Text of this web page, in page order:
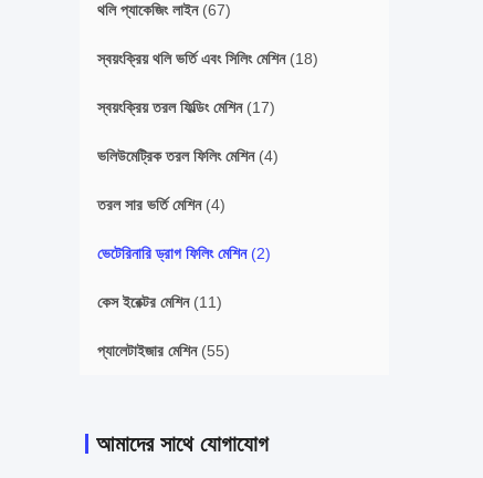
থলি প্যাকেজিং লাইন(67)
স্বয়ংক্রিয় থলি ভর্তি এবং সিলিং মেশিন(18)
স্বয়ংক্রিয় তরল ফিল্ডিং মেশিন(17)
ভলিউমেট্রিক তরল ফিলিং মেশিন(4)
তরল সার ভর্তি মেশিন(4)
ভেটেরিনারি ড্রাগ ফিলিং মেশিন(2)
কেস ইরেক্টর মেশিন(11)
প্যালেটাইজার মেশিন(55)
আমাদের সাথে যোগাযোগ